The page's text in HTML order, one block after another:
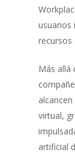
usuarios
recursos
Más allá
virtual,
artificial